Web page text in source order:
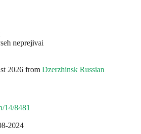
neprejivai
2026 from Dzerzhinsk Russian
14/8481
2024